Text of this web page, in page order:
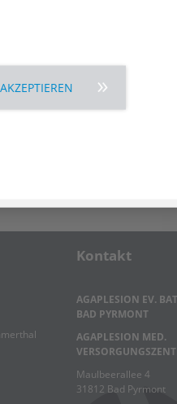
Kontakt
AGAPLESION EV.
BAD PYRMONT
AGAPLESION MED.
Maulbeerallee 4
31812 Bad Pyrmont